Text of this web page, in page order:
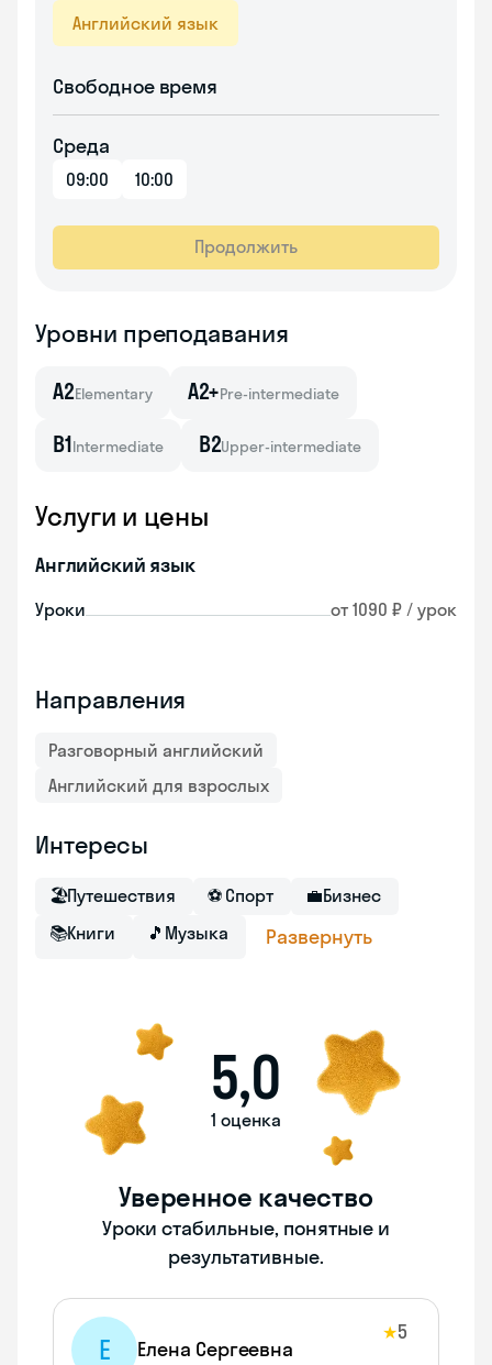
Английский язык
Свободное время
Среда
09:00 10:00
Продолжить
Уровни преподавания
A2Elementary A2+Pre-intermediate
B1Intermediate B2Upper-intermediate
Услуги и цены
Английский язык
Уроки от 1090 ₽ / урок
Направления
Разговорный английский
Английский для взрослых
Интересы
🏖Путешествия ⚽ Спорт 💼Бизнес
📚Книги 🎵 Музыка Развернуть
5,0
1 оценка
Уверенное качество
Уроки стабильные, понятные и
результативные.
Е Елена Сергеевна
★5